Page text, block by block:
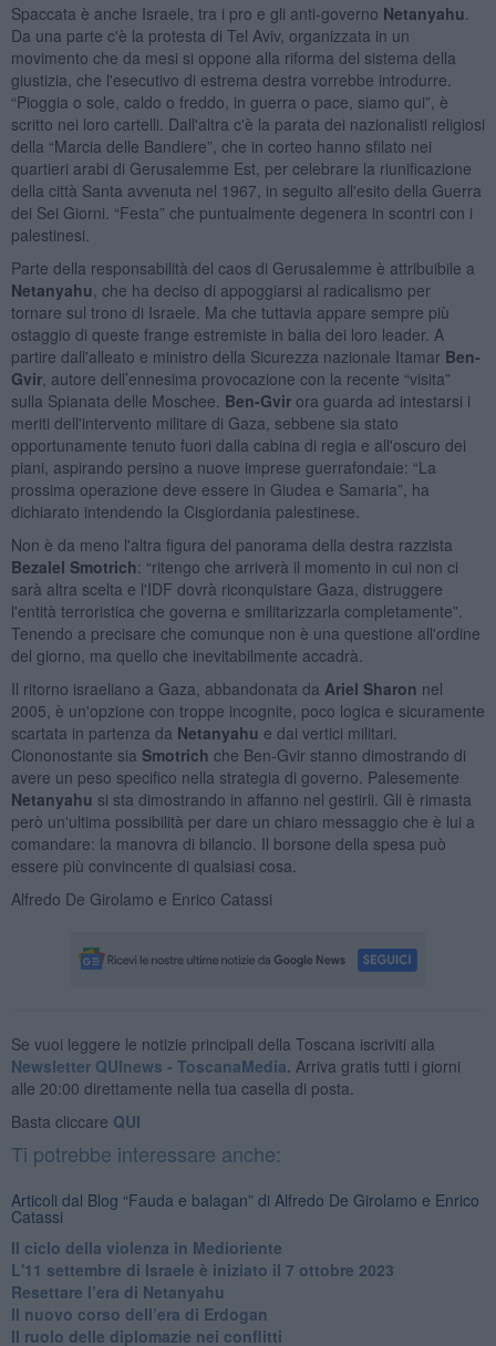
Spaccata è anche Israele, tra i pro e gli anti-governo Netanyahu
Da una parte c'è la protesta di Tel Aviv, organizzata in un
movimento che da mesi si oppone alla riforma del sistema della
giustizia, che l'esecutivo di estrema destra vorrebbe introdurre.
“Pioggia o sole, caldo o freddo, in guerra o pace, siamo qui”, è
scritto nei loro cartelli. Dall'altra c'è la parata dei nazionalisti religiosi
della “Marcia delle Bandiere”, che in corteo hanno sfilato nei
quartieri arabi di Gerusalemme Est, per celebrare la riunificazione
della città Santa avvenuta nel 1967, in seguito all'esito della Guerra
dei Sei Giorni. “Festa” che puntualmente degenera in scontri con i
palestinesi.
Parte della responsabilità del caos di Gerusalemme è attribuibile a
Netanyahu , che ha deciso di appoggiarsi al radicalismo per
tornare sul trono di Israele. Ma che tuttavia appare sempre più
ostaggio di queste frange estremiste in balia dei loro leader. A
partire dall'alleato e ministro della Sicurezza nazionale Itamar Ben-
Gvir, autore dell’ennesima provocazione con la recente “visita”
sulla Spianata delle Moschee. Ben-Gvir ora guarda ad intestarsi i
meriti dell'intervento militare di Gaza, sebbene sia stato
opportunamente tenuto fuori dalla cabina di regia e all'oscuro dei
piani, aspirando persino a nuove imprese guerrafondaie: “La
prossima operazione deve essere in Giudea e Samaria”, ha
dichiarato intendendo la Cisgiordania palestinese.
Non è da meno l'altra figura del panorama della destra razzista
Bezalel Smotrich: “ritengo che arriverà il momento in cui non ci
sarà altra scelta e l'IDF dovrà riconquistare Gaza, distruggere
l'entità terroristica che governa e smilitarizzarla completamente”.
Tenendo a precisare che comunque non è una questione all'ordine
del giorno, ma quello che inevitabilmente accadrà.
Il ritorno israeliano a Gaza, abbandonata da Ariel Sharon nel
2005, è un'opzione con troppe incognite, poco logica e sicuramente
scartata in partenza da Netanyahu e dai vertici militari.
Ciononostante sia Smotrich che Ben-Gvir stanno dimostrando di
avere un peso specifico nella strategia di governo. Palesemente
Netanyahu si sta dimostrando in affanno nel gestirli. Gli è rimasta
però un'ultima possibilità per dare un chiaro messaggio che è lui a
comandare: la manovra di bilancio. Il borsone della spesa può
essere più convincente di qualsiasi cosa.
Alfredo De Girolamo e Enrico Catassi
Se vuoi leggere le notizie principali della Toscana iscriviti alla
Newsletter QUInews - ToscanaMedia. Arriva gratis tutti i giorni
alle 20:00 direttamente nella tua casella di posta.
Basta cliccare QUI
Ti potrebbe interessare anche:
Articoli dal Blog “Fauda e balagan” di Alfredo De Girolamo e Enrico
Catassi
Il ciclo della violenza in Medioriente
L'11 settembre di Israele è iniziato il 7 ottobre 2023
Resettare l’era di Netanyahu
​Il nuovo corso dell’era di Erdogan
Il ruolo delle diplomazie nei conflitti